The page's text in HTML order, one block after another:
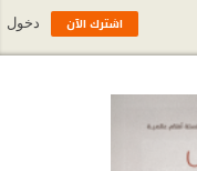
اشترك الآن دخول